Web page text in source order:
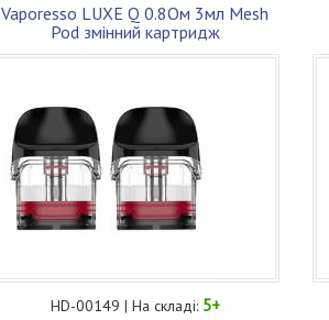
Vaporesso LUXE Q 0.8Ом 3мл Mesh
Pod змінний картридж
HD-00149 | На складі: 5+